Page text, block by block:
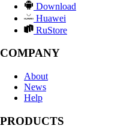
Download
Huawei
RuStore
COMPANY
About
News
Help
PRODUCTS